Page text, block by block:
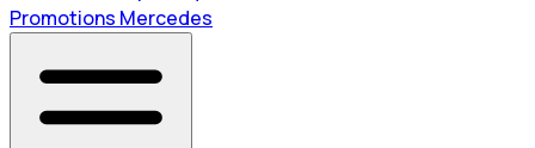
Promotions Mercedes